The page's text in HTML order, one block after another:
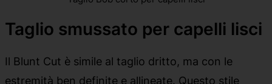
Taglio smussato per capelli lisci
Il Blunt Cut è simile al taglio dritto, ma con le
estremità ben definite e allineate. Questo stile